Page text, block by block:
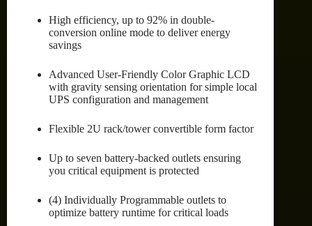
High efficiency, up to 92% in double-
conversion online mode to deliver energy
savings
Advanced User-Friendly Color Graphic LCD
with gravity sensing orientation for simple local
UPS configuration and management
Flexible 2U rack/tower convertible form factor
Up to seven battery-backed outlets ensuring
you critical equipment is protected
(4) Individually Programmable outlets to
optimize battery runtime for critical loads